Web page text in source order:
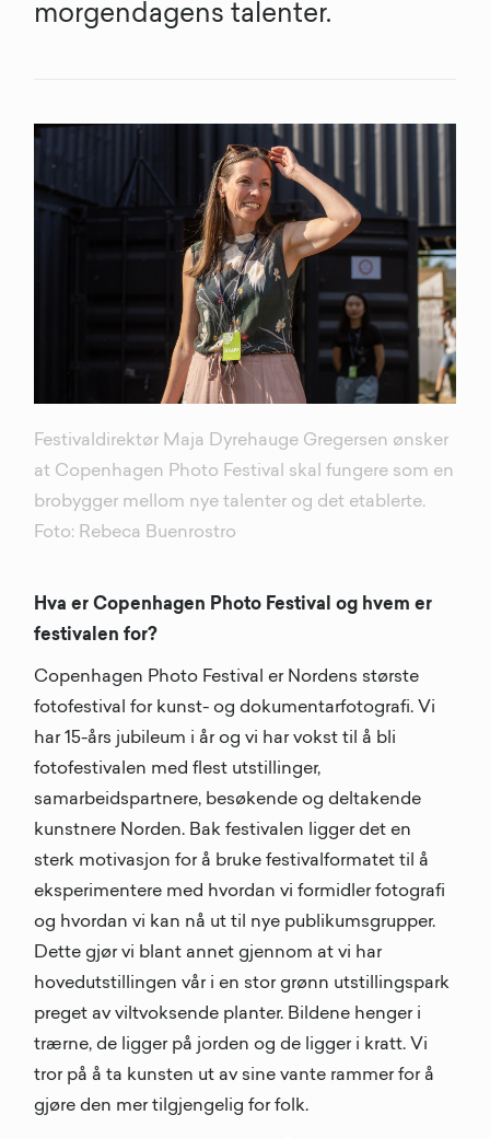
morgendagens talenter.
Festivaldirektør Maja Dyrehauge Gregersen ønsker
at Copenhagen Photo Festival skal fungere som en
brobygger mellom nye talenter og det etablerte.
Foto: Rebeca Buenrostro
Hva er Copenhagen Photo Festival og hvem er
festivalen for?
Copenhagen Photo Festival er Nordens største
fotofestival for kunst- og dokumentarfotografi. Vi
har 15-års jubileum i år og vi har vokst til å bli
fotofestivalen med flest utstillinger,
samarbeidspartnere, besøkende og deltakende
kunstnere Norden. Bak festivalen ligger det en
sterk motivasjon for å bruke festivalformatet til å
eksperimentere med hvordan vi formidler fotografi
og hvordan vi kan nå ut til nye publikumsgrupper.
Dette gjør vi blant annet gjennom at vi har
hovedutstillingen vår i en stor grønn utstillingspark
preget av viltvoksende planter. Bildene henger i
trærne, de ligger på jorden og de ligger i kratt. Vi
tror på å ta kunsten ut av sine vante rammer for å
gjøre den mer tilgjengelig for folk.